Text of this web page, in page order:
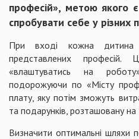
професій», метою якого
спробувати себе у різних
При вході кожна дитина
представлених
«влаштуватись на
подорожуючи по «Місту
плату, яку потім зможуть
та подарунків, розташовану на
Визначити оптимальні шляхи